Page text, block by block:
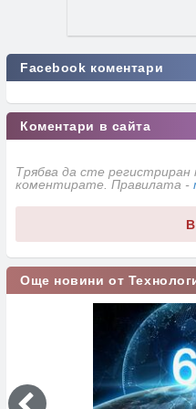
Facebook коментари
Коментари в сайта
Трябва да сте
коментирате. Правилата -
Още новини от